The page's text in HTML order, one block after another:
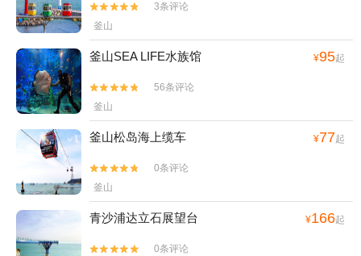


3条评论
釜山
釜山SEA LIFE水族馆 ¥95起


56条评论
釜山
釜山松岛海上缆车 ¥77起


0条评论
釜山
青沙浦达立石展望台 ¥166起

 0条评论